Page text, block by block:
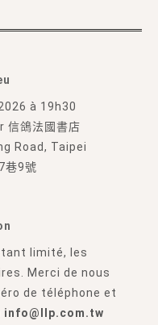
à 19h30
信鴿法國書店
Road, Taipei
巷9號
limité, les
Merci de nous
de téléphone et
info@llp.com.tw